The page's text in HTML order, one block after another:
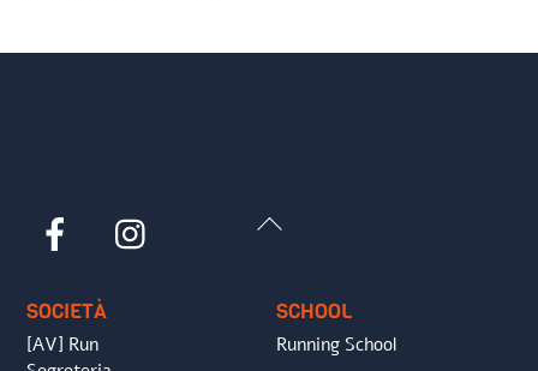
Back
Facebook
SOCIETÀ
[AV] Run
SCHOOL
Running School